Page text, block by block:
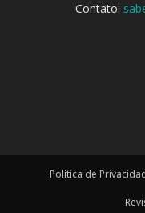
Contato:
Política de